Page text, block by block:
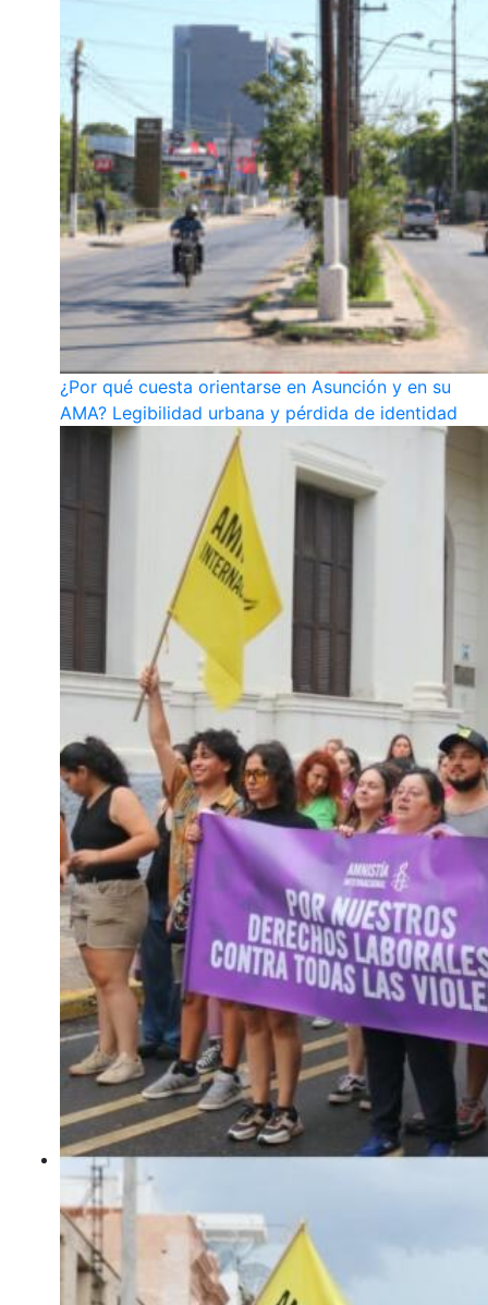
¿Por qué cuesta orientarse en Asunción y en su
AMA? Legibilidad urbana y pérdida de identidad